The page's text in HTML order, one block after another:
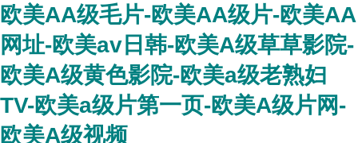
欧美AA级毛片-欧美AA级片-欧美AA
网址-欧美av日韩-欧美A级草草影院-
欧美A级黄色影院-欧美a级老熟妇
TV-欧美a级片第一页-欧美A级片网-
欧美A级视频